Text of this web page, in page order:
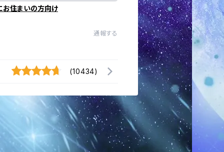
お住まいの方向け
通報する
(10434)